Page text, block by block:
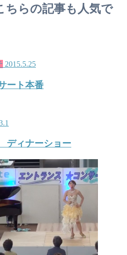
ちらの記事も人気で
2015.5.25
ート本番
ディナーショー